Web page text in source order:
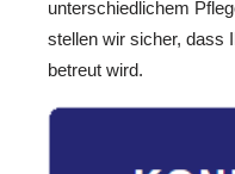
unterschiedlichem
stellen wir sicher, dass
betreut wird.